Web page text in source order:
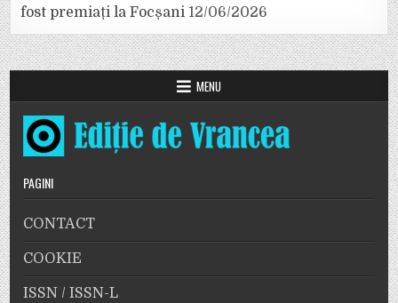
fost premiați la Focșani 12/06/2026
MENU
PAGINI
CONTACT
COOKIE
ISSN / ISSN-L